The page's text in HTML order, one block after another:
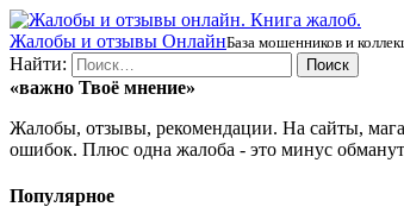
Жалобы и отзывы ОнлайнБаза мошенников и
Найти:
«важно Твоё мнение»
Жалобы, отзывы, рекомендации. На сайты,
ошибок. Плюс одна жалоба - это минус
Популярное